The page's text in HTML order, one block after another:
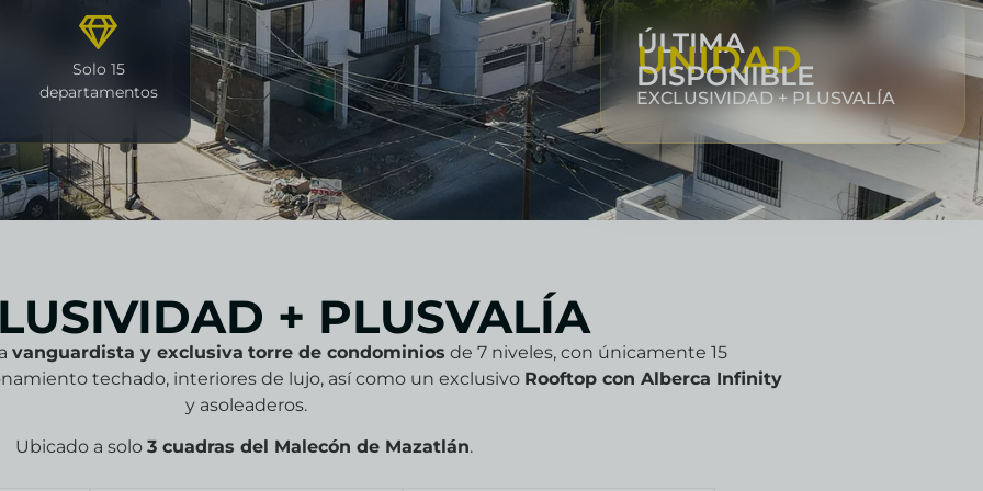
Solo 15
departamentos
ÚLTIMA
UNIDAD
DISPONIBLE
EXCLUSIVIDAD + PLUSVALÍA
+ PLUSVALÍA
vanguardista y exclusiva torre de condominios de 7 niveles, con únicamente 15
techado, interiores de lujo, así como un exclusivo Rooftop con Alberca Infinity
y asoleaderos.
Ubicado a solo 3 cuadras del Malecón de Mazatlán.